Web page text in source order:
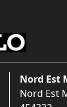
Nord Est
Nord Est